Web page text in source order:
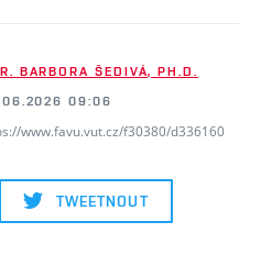
BARBORA ŠEDIVÁ, PH.D.
09:06
www.favu.vut.cz/f30380/d336160
TWEETNOUT